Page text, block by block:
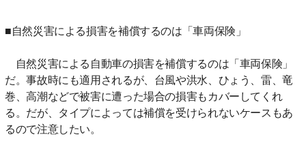
■自然災害による損害を補償するのは「車両保険」
自然災害による自動車の損害を補償するのは「車両保険」
だ。事故時にも適用されるが、台風や洪水、ひょう、雷、竜
巻、高潮などで被害に遭った場合の損害もカバーしてくれ
る。だが、タイプによっては補償を受けられないケースもあ
るので注意したい。